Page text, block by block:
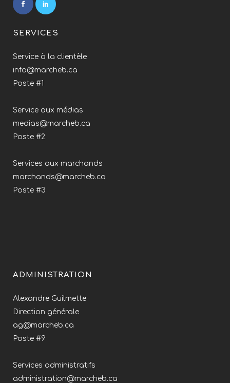
SERVICES
Service à la clientèle
info@marcheb.ca
Poste #1
Service aux médias
medias@marcheb.ca
Poste #2
Services aux marchands
marchands@marcheb.ca
Poste #3
ADMINISTRATION
Alexandre Guilmette
Direction générale
ag@marcheb.ca
Poste #9
Services administratifs
administration@marcheb.ca